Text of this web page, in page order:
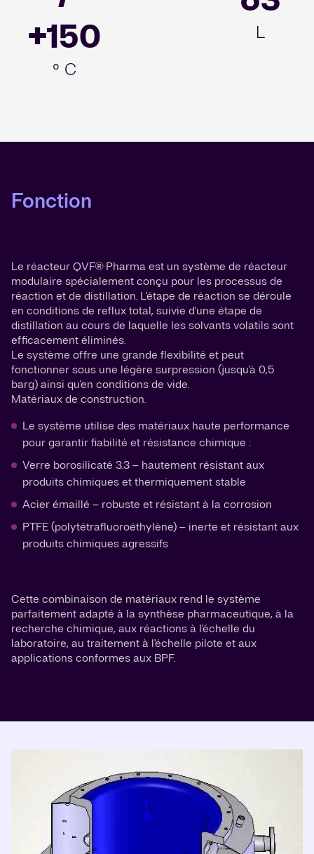
+150
° C
L
Fonction
Le réacteur QVF® Pharma est un système de réacteur
modulaire spécialement conçu pour les processus de
réaction et de distillation. L'étape de réaction se déroule
en conditions de reflux total, suivie d'une étape de
distillation au cours de laquelle les solvants volatils sont
efficacement éliminés.
Le système offre une grande flexibilité et peut
fonctionner sous une légère surpression (jusqu'à 0,5
barg) ainsi qu'en conditions de vide.
Matériaux de construction.
Le système utilise des matériaux haute performance
pour garantir fiabilité et résistance chimique :
Verre borosilicaté 3.3 – hautement résistant aux
produits chimiques et thermiquement stable
Acier émaillé – robuste et résistant à la corrosion
PTFE (polytétrafluoroéthylène) – inerte et résistant aux
produits chimiques agressifs
Cette combinaison de matériaux rend le système
parfaitement adapté à la synthèse pharmaceutique, à la
recherche chimique, aux réactions à l'échelle du
laboratoire, au traitement à l'échelle pilote et aux
applications conformes aux BPF.